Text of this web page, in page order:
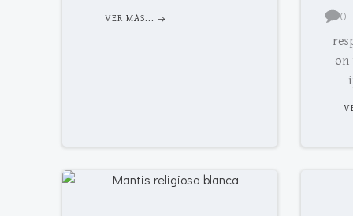
VER MAS...
0
on